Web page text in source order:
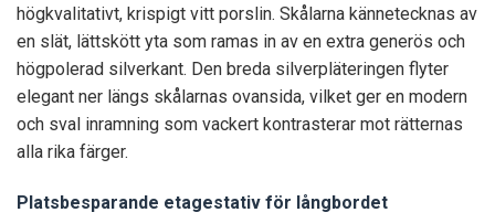
högkvalitativt, krispigt vitt porslin. Skålarna kännetecknas av
en slät, lättskött yta som ramas in av en extra generös och
högpolerad silverkant. Den breda silverpläteringen flyter
elegant ner längs skålarnas ovansida, vilket ger en modern
och sval inramning som vackert kontrasterar mot rätternas
alla rika färger.
Platsbesparande etagestativ för långbordet